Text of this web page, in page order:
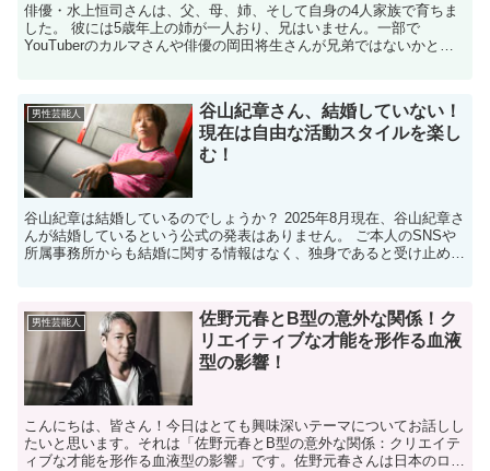
俳優・水上恒司さんは、父、母、姉、そして自身の4人家族で育ちま
した。 彼には5歳年上の姉が一人おり、兄はいません。一部で
YouTuberのカルマさんや俳優の岡田将生さんが兄弟ではないかとの
男性芸能人
谷山紀章さん、結婚していない！
現在は自由な活動スタイルを楽し
む！
谷山紀章は結婚しているのでしょうか？ 2025年8月現在、谷山紀章さ
んが結婚しているという公式の発表はありません。 ご本人のSNSや
所属事務所からも結婚に関する情報はなく、独身であると受け止めら
男性芸能人
佐野元春とB型の意外な関係！ク
リエイティブな才能を形作る血液
型の影響！
こんにちは、皆さん！今日はとても興味深いテーマについてお話しし
たいと思います。それは「佐野元春とB型の意外な関係：クリエイテ
ィブな才能を形作る血液型の影響」です。佐野元春さんは日本のロッ